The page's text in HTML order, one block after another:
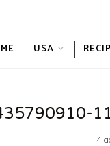
USA
4